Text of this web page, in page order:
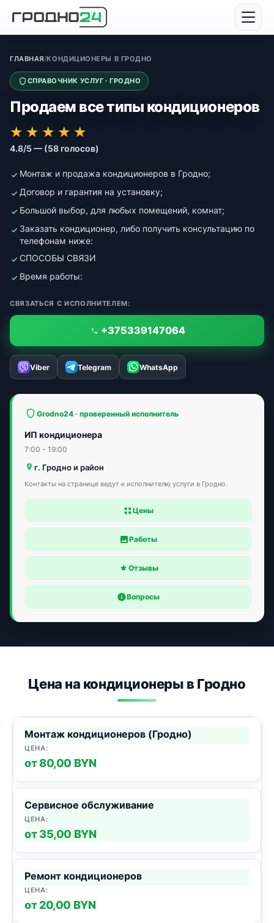
ГЛАВНАЯ/КОНДИЦИОНЕРЫ В ГРОДНО
СПРАВОЧНИК УСЛУГ · ГРОДНО
Продаем все типы кондиционеров
★★★★★
★★★★★
★ ★ ★ ★ ★
4.8/5 — (58 голосов)
Монтаж и продажа кондиционеров в Гродно;
Договор и гарантия на установку;
Большой выбор, для любых помещений, комнат;
Заказать кондиционер, либо получить консультацию по
телефонам ниже:
СПОСОБЫ СВЯЗИ
Время работы:
СВЯЗАТЬСЯ С ИСПОЛНИТЕЛЕМ:
+375339147064
Viber Telegram WhatsApp
Grodno24 · проверенный исполнитель
ИП кондиционера
7:00 - 19:00
г. Гродно и район
Контакты на странице ведут к исполнителю услуги в Гродно.
Цены
Работы
Отзывы
Вопросы
Цена на кондиционеры в Гродно
Монтаж кондиционеров (Гродно)
от 80,00 BYN
Сервисное обслуживание
от 35,00 BYN
Ремонт кондиционеров
от 20,00 BYN